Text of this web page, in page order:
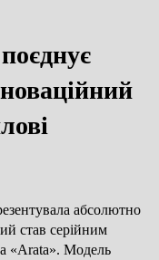
абсолютно
став серійним
«Arata». Модель